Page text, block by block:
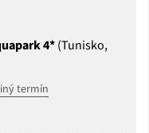
4*(Tunisko,
termín